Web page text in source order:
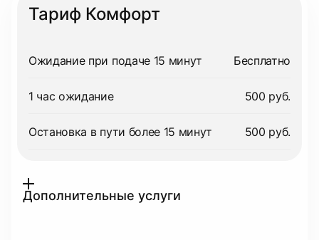
Тариф Комфорт
Ожидание при подаче 15 минут Бесплатно
1 час ожидание 500 руб.
Остановка в пути более 15 минут 500 руб.
Дополнительные услуги